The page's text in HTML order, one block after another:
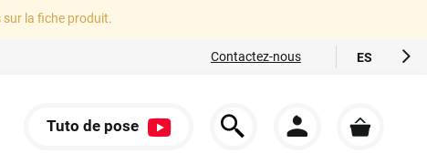
sur la fiche produit.
Contactez-nous ES
Tuto de pose